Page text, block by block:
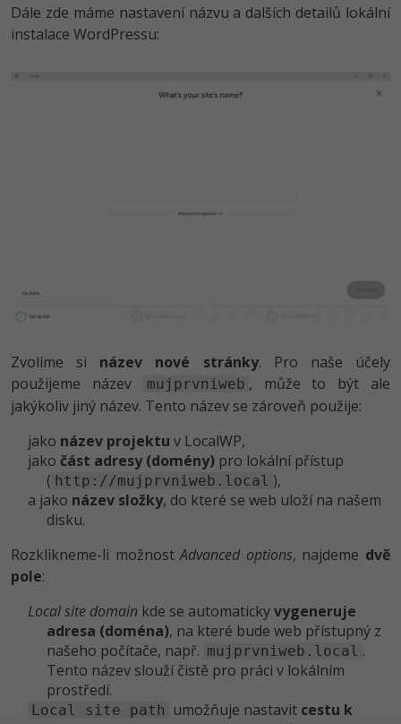
Dále zde máme nastavení názvu a dalších detailů lokální
instalace WordPressu:
Zvolíme si název nové stránky. Pro naše účely
použijeme název
mujprvniweb , může to být ale
jakýkoliv jiný název. Tento název se zároveň použije:
jako název projektu v LocalWP,
jako část adresy (domény) pro lokální přístup
( http://mujprvniweb.local ),
a jako název složky, do které se web uloží na našem
disku.
Rozklikneme-li možnostAdvanced options, najdeme dvě
pole:
Local site domain kde se automatickyvygeneruje
adresa (doména), na které bude web přístupný z
našeho počítače, např. mujprvniweb.local .
Tento název slouží čistě pro práci v lokálním
prostředí.
Local site path umožňuje nastavit cestu k